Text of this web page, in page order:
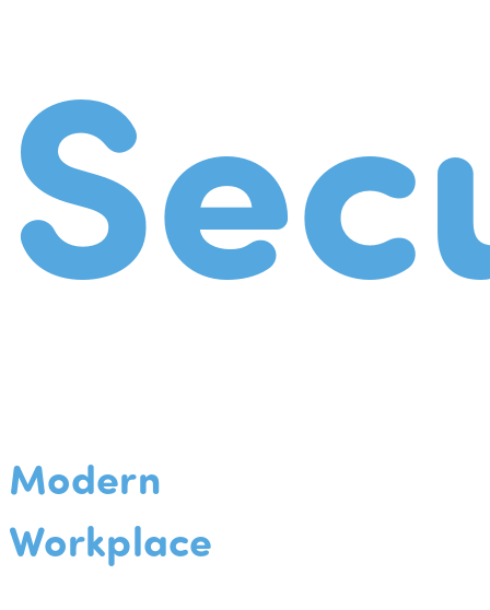
Modern
Workplace